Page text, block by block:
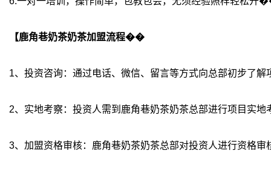
【鹿角巷奶茶奶茶加盟流程��
1、投资咨询：通过电话、微信、留言等方式向总部初步了解
2、实地考察：投资人需到鹿角巷奶茶奶茶总部进行项目实
3、加盟资格审核：鹿角巷奶茶奶茶总部对投资人进行资格